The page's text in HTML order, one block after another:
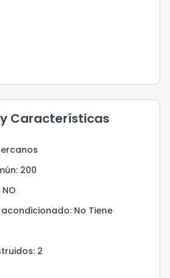
Características
: 200
NO
: No Tiene
: 2